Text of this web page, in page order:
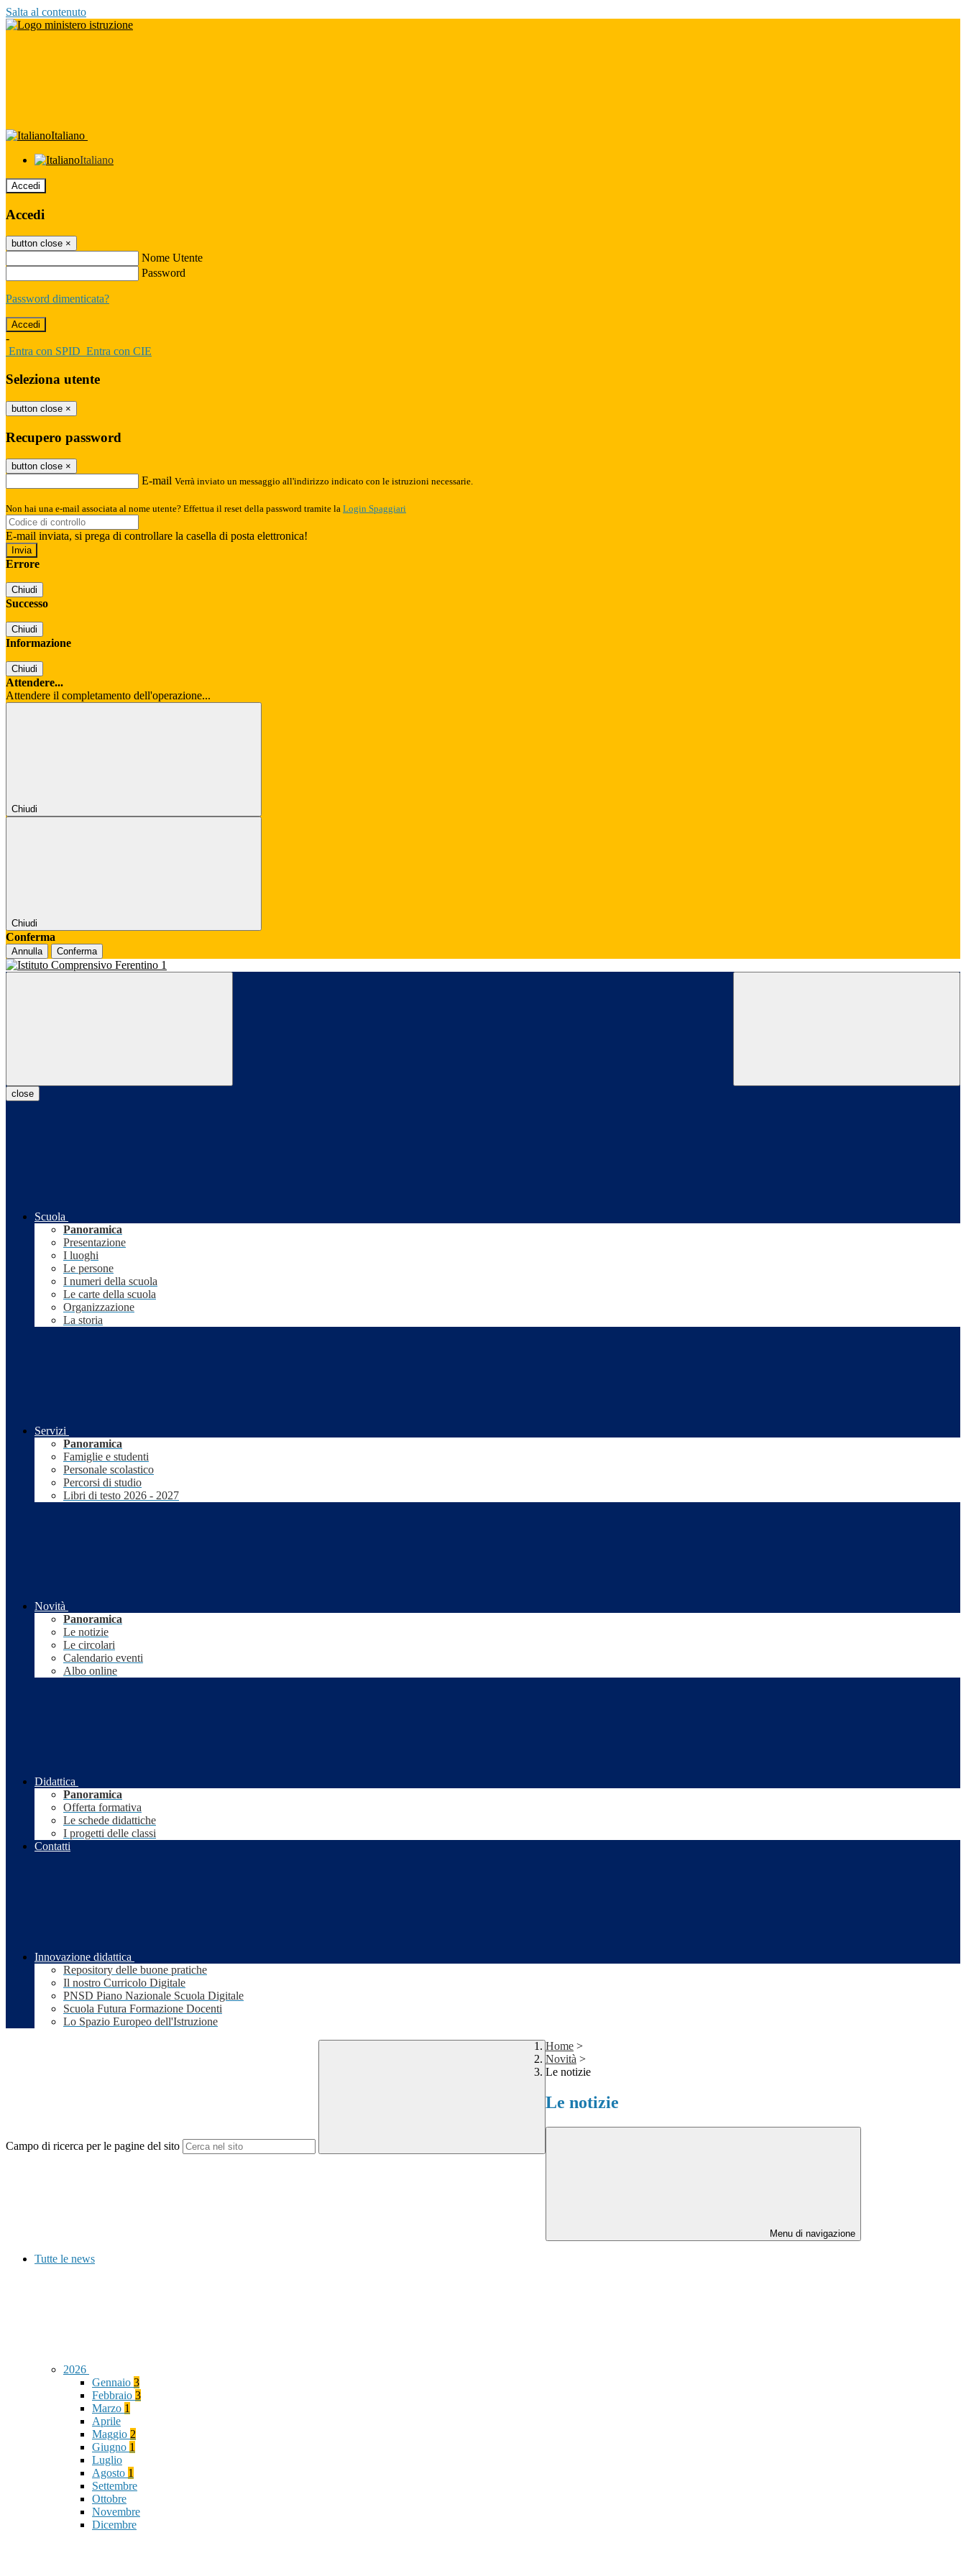
Salta al contenuto
Italiano
Italiano
Accedi
Accedi
button close ×
Nome Utente
Password
Password dimenticata?
-
Entra con SPID Entra con CIE
Seleziona utente
button close ×
Recupero password
button close ×
E-mail Verrà inviato un messaggio all'indirizzo indicato con le istruzioni necessarie.
Non hai una e-mail associata al nome utente? Effettua il reset della password tramite la Login Spaggiari
E-mail inviata, si prega di controllare la casella di posta elettronica!
Errore
Chiudi
Successo
Chiudi
Informazione
Chiudi
Attendere...
Attendere il completamento dell'operazione...
Chiudi
Chiudi
Conferma
Annulla Conferma
close
Scuola
Panoramica
Presentazione
I luoghi
Le persone
I numeri della scuola
Le carte della scuola
Organizzazione
La storia
Servizi
Panoramica
Famiglie e studenti
Personale scolastico
Percorsi di studio
Libri di testo 2026 - 2027
Novità
Panoramica
Le notizie
Le circolari
Calendario eventi
Albo online
Didattica
Panoramica
Offerta formativa
Le schede didattiche
I progetti delle classi
Contatti
Innovazione didattica
Repository delle buone pratiche
Il nostro Curricolo Digitale
PNSD Piano Nazionale Scuola Digitale
Scuola Futura Formazione Docenti
Lo Spazio Europeo dell'Istruzione
Campo di ricerca per le pagine del sito
Home >
Novità >
Le notizie
Le notizie
Menu di navigazione
Tutte le news
2026
Gennaio 3
Febbraio 3
Marzo 1
Aprile
Maggio 2
Giugno 1
Luglio
Agosto 1
Settembre
Ottobre
Novembre
Dicembre